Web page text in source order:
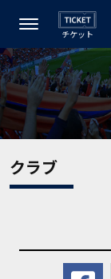
チケット
クラブ